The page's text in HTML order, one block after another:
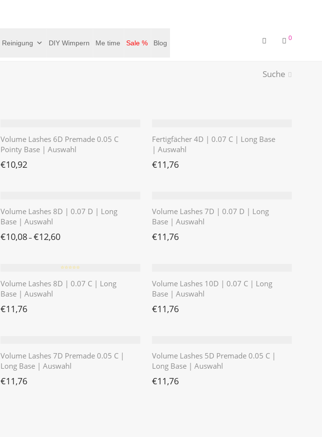
Reinigung DIY Wimpern Me time Sale % Blog
0
Suche
Volume Lashes 6D Premade 0.05 C
Pointy Base | Auswahl
€10,92
Fertigfächer 4D | 0.07 C | Long Base
| Auswahl
€11,76
Volume Lashes 8D | 0.07 D | Long
Base | Auswahl
€10,08– €12,60
Volume Lashes 7D | 0.07 D | Long
Base | Auswahl
€11,76
⭐️⭐️⭐️⭐️⭐️
Volume Lashes 8D | 0.07 C | Long
Base | Auswahl
€11,76
Volume Lashes 10D | 0.07 C | Long
Base | Auswahl
€11,76
Volume Lashes 7D Premade 0.05 C |
Long Base | Auswahl
€11,76
Volume Lashes 5D Premade 0.05 C |
Long Base | Auswahl
€11,76